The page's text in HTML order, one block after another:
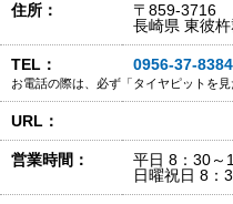
住所：
〒859-3716
長崎県 東彼
TEL： 0956-37-8384
お電話の際は、必ず「タイヤピットを見
URL：
営業時間：
平日 8：30～
日曜祝日 8：